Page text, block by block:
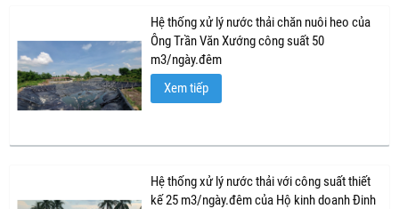
Hệ thống xử lý nước thải chăn nuôi heo của
Ông Trần Văn Xướng công suất 50
m3/ngày.đêm
Xem tiếp
Hệ thống xử lý nước thải với công suất thiết
kế 25 m3/ngày.đêm của Hộ kinh doanh Đinh